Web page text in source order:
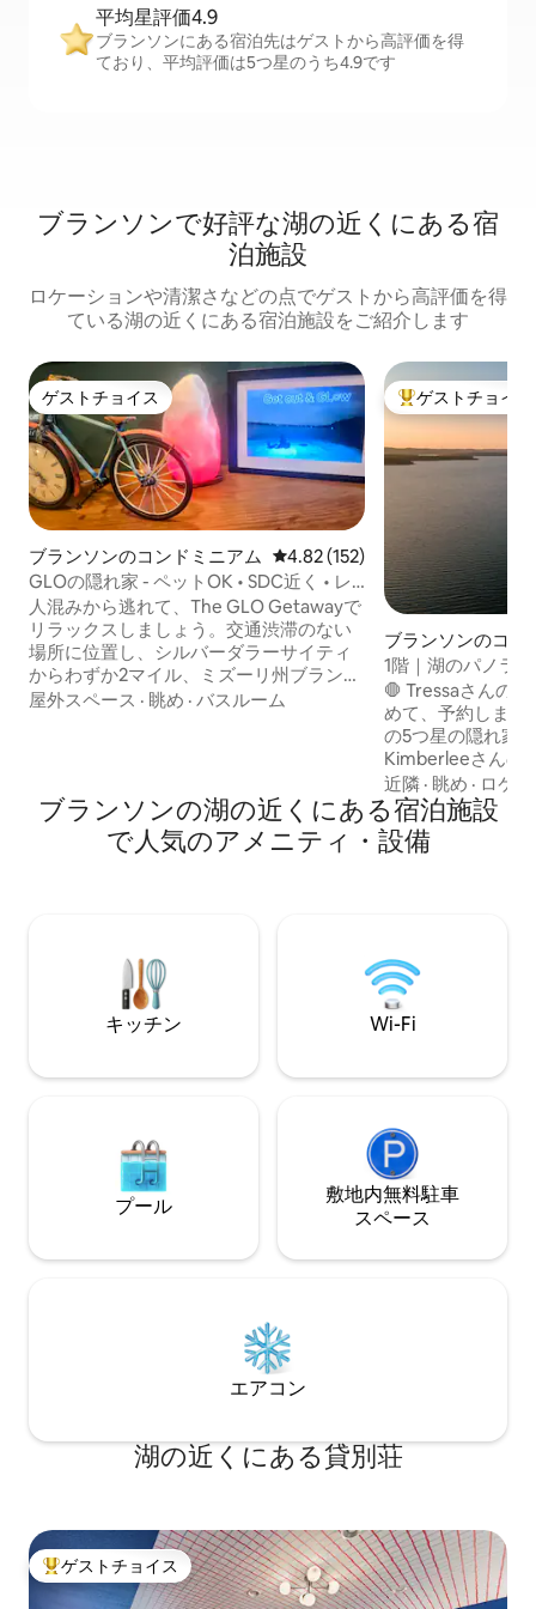
平均星評価4.9
ブランソンにある宿泊先はゲストから高評価を得
ており、平均評価は5つ星のうち4.9です
ブランソンで好評な湖の近くにある宿
泊施設
ロケーションや清潔さなどの点でゲストから高評価を得
ている湖の近くにある宿泊施設をご紹介します
ゲストチョイス
ゲストチョイス
ブランソンのコンドミニアム レビュー152件、5つ星中4.82つ
4.82 (152)
GLOの隠れ家 - ペットOK • SDC近く • レ
イクステイ
​人混みから逃れて、The GLO Getawayで
リラックスしましょう。交通渋滞のない
場所に位置し、シルバーダラーサイティ
からわずか2マイル、ミズーリ州ブランソ
ンまで9マイルの、湖の近くにある居心地
GetAwayのゲストは、GloRides Paddle
Tours & Rentalsで特別割引料金をご利用
いただけます。GloRides Paddle Tours &
屋外スペース · 眺め · バスルーム
大好評のゲスト
ゲストチョイス
ブランソンのコン
1階｜湖のパノラ
ド！
🛑 Tressaさんの
めて、予約しまし
の5つ星の隠れ家！
Kimberleeさんの
とGirishさんのコ
かったです。 景色が最高で、行きたいす
べての場所に近か
能であれば、必ず
非の打ちどころの
す。平穏で静かで
コンパニーセンタ
ザ・ストリップま
近隣 · 眺め · ロケ
ブランソンの湖の近くにある宿泊施設
で人気のアメニティ・設備
キッチン Wi-Fi
プール
敷地内無料駐⁠車
ス⁠ペ⁠ー⁠ス
エアコン
湖の近くにある貸別荘
大好評のゲストチョイスです。
ゲストチョイス